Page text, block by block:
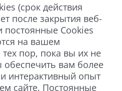
(срок действия
после закрытия веб-
постоянные Cookies
на вашем
пор, пока вы их не
обеспечить вам более
интерактивный опыт
сайте. Постоянные